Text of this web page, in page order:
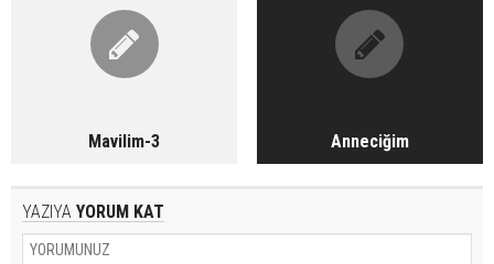
Mavilim-3 Anneciğim
YAZIYA YORUM KAT